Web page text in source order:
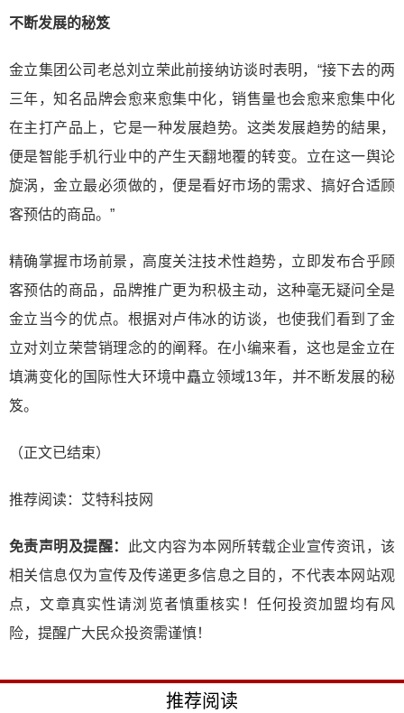
不断发展的秘笈
金立集团公司老总刘立荣此前接纳访谈时表明，“接下去的两
三年，知名品牌会愈来愈集中化，销售量也会愈来愈集中化
在主打产品上，它是一种发展趋势。这类发展趋势的結果，
便是智能手机行业中的产生天翻地覆的转变。立在这一舆论
旋涡，金立最必须做的，便是看好市场的需求、搞好合适顾
客预估的商品。”
精确掌握市场前景，高度关注技术性趋势，立即发布合乎顾
客预估的商品，品牌推广更为积极主动，这种毫无疑问全是
金立当今的优点。根据对卢伟冰的访谈，也使我们看到了金
立对刘立荣营销理念的的阐释。在小编来看，这也是金立在
填满变化的国际性大环境中矗立领域13年，并不断发展的秘
笈。
（正文已结束）
推荐阅读： 艾特科技网
免责声明及提醒：
此文内容为本网所转载企业宣传资讯，该
相关信息仅为宣传及传递更多信息之目的，不代表本网站观
点，文章真实性请浏览者慎重核实！任何投资加盟均有风
险，提醒广大民众投资需谨慎！
推荐阅读